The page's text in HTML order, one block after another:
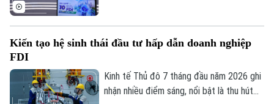
Golf
Sao
Điện ảnh
Thời trang
Âm nhạc
tiên thu hút vốn sang phát triển khu vực
hướng chất lượng, hiệu quả và có sức lan
tỏa, qua đó biến nguồn lực bên ngoài
Kiến tạo hệ sinh thái đầu tư hấp dẫn doanh nghiệp
FDI
Kinh tế Thủ đô 7 tháng đầu năm 2026 ghi
nhận nhiều điểm sáng, nổi bật là thu hút